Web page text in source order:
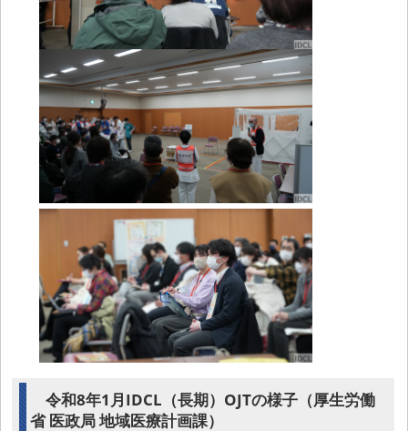
令和8年1月IDCL（長期）OJTの様子（厚生労働
省 医政局 地域医療計画課）